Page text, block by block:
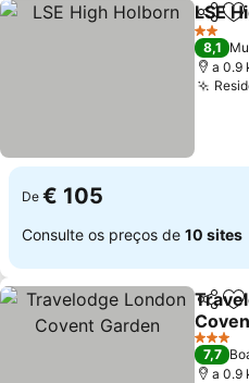
LSE
2 Estrelas
8,1
a 0.9
De € 105
Consulte os preços de 10 sites
Ver
3 Estrelas
7,7
a 0.9